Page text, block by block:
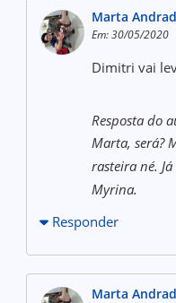
Marta
Em: 30/05/2020
Dimitri vai
Resposta do
Marta, será?
rasteira né.
Myrina.
Responder
Marta